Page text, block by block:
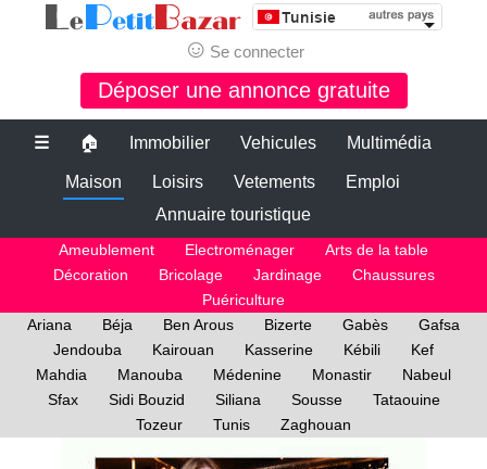
☺ Se connecter
Déposer une annonce gratuite
☰ 🏠 Immobilier Vehicules Multimédia
Maison Loisirs Vetements
Emploi
Annuaire touristique
Ameublement Electroménager
Arts de la table
Décoration
Bricolage Jardinage
Chaussures
Puériculture
Ariana
Béja Ben Arous Bizerte Gabès
Gafsa
Jendouba
Kairouan Kasserine Kébili
Kef
Mahdia
Manouba Médenine Monastir
Nabeul
Sfax
Sidi Bouzid Siliana Sousse
Tataouine
Tozeur
Tunis Zaghouan